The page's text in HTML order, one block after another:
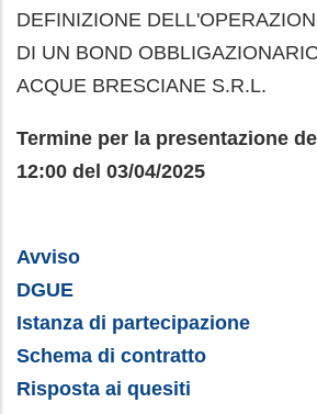
DEFINIZIONE
DI UN BOND
ACQUE BRESCIANE S.R.L.
Termine per la presentazione
12:00 del 03/04/2025
Avviso
DGUE
Istanza di partecipazione
Schema di contratto
Risposta ai quesiti